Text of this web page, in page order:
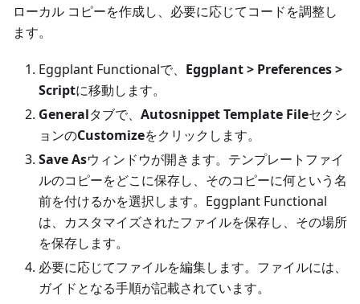
ローカル コピーを作成し、必要に応じてコードを調整し
ます。
Eggplant Functionalで、 Eggplant > Preferences >
Scriptに移動します。
Generalタブで、 Autosnippet Template Fileセクシ
ョンのCustomizeをクリックします。
Save Asウィンドウが開きます。テンプレートファイ
ルのコピーをどこに保存し、そのコピーに何という名
前を付けるかを選択します。Eggplant Functional
は、カスタマイズされたファイルを保存し、その場所
を保存します。
必要に応じてファイルを編集します。ファイルには、
ガイドとなる手順が記載されています。